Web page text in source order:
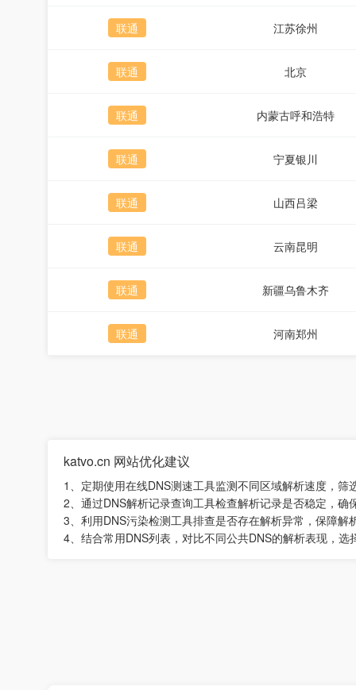
联通 江苏徐州
联通 北京
联通 内蒙古呼和浩特
联通 宁夏银川
联通 山西吕梁
联通 云南昆明
联通 新疆乌鲁木齐
联通 河南郑州
katvo.cn 网站优化建议
1、定期使用在线DNS测速工具监测不同区域解析速度，筛
2、通过DNS解析记录查询工具检查解析记录是否稳定，确
3、利用DNS污染检测工具排查是否存在解析异常，保障解
4、结合常用DNS列表，对比不同公共DNS的解析表现，选